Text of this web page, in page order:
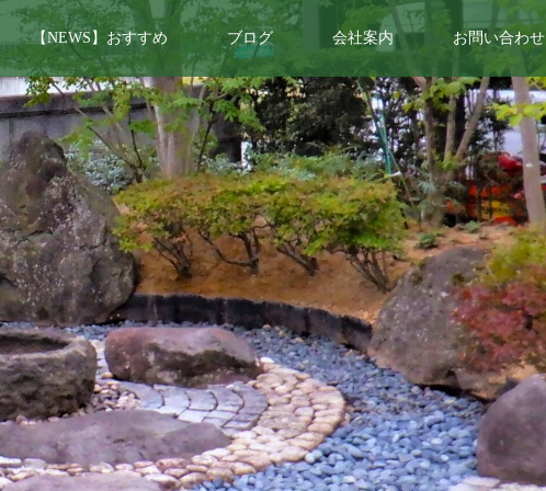
【NEWS】おすすめ ブログ 会社案内 お問い合わせ